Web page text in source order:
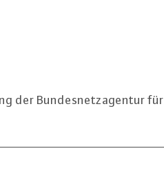
der Bundesnetzagentur für